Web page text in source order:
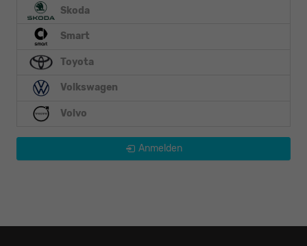
Skoda
Smart
Toyota
Volkswagen
Volvo
Anmelden